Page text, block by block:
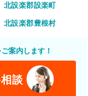
北設楽郡設楽町
北設楽郡豊根村
案内します！
談